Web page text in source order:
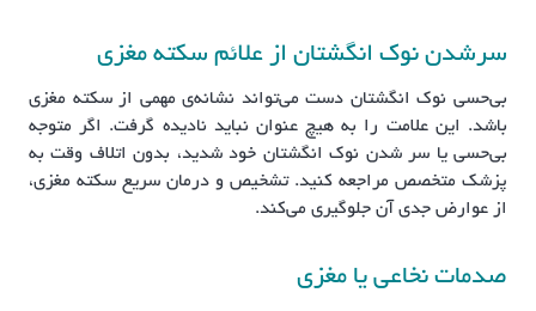
سرشدن نوک انگشتان از علائم سکته مغزی
بی‌حسی نوک انگشتان دست می‌تواند نشانه‌ی مهمی از سکته مغزی
باشد. این علامت را به هیچ عنوان نباید نادیده گرفت. اگر متوجه
بی‌حسی یا سر شدن نوک انگشتان خود شدید، بدون اتلاف وقت به
پزشک متخصص مراجعه کنید. تشخیص و درمان سریع سکته مغزی،
از عوارض جدی آن جلوگیری می‌کند.
صدمات نخاعی یا مغزی